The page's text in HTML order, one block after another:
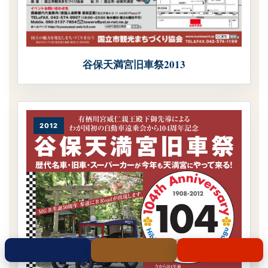
谷保天満宮旧車祭2013
2012